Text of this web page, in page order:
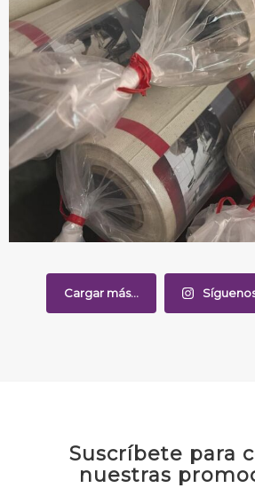
Cargar más...
Suscríbete para
nuestras